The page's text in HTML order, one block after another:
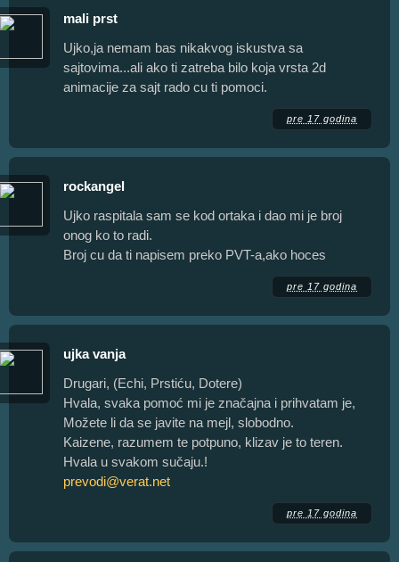
mali prst
Ujko,ja nemam bas nikakvog iskustva sa
sajtovima...ali ako ti zatreba bilo koja vrsta 2d
animacije za sajt rado cu ti pomoci.
pre 17 godina
rockangel
Ujko raspitala sam se kod ortaka i dao mi je broj
onog ko to radi.
Broj cu da ti napisem preko PVT-a,ako hoces
pre 17 godina
ujka vanja
Drugari, (Echi, Prstiću, Dotere)
Hvala, svaka pomoć mi je značajna i prihvatam je,
Možete li da se javite na mejl, slobodno.
Kaizene, razumem te potpuno, klizav je to teren.
Hvala u svakom sučaju.!
prevodi@verat.net
pre 17 godina